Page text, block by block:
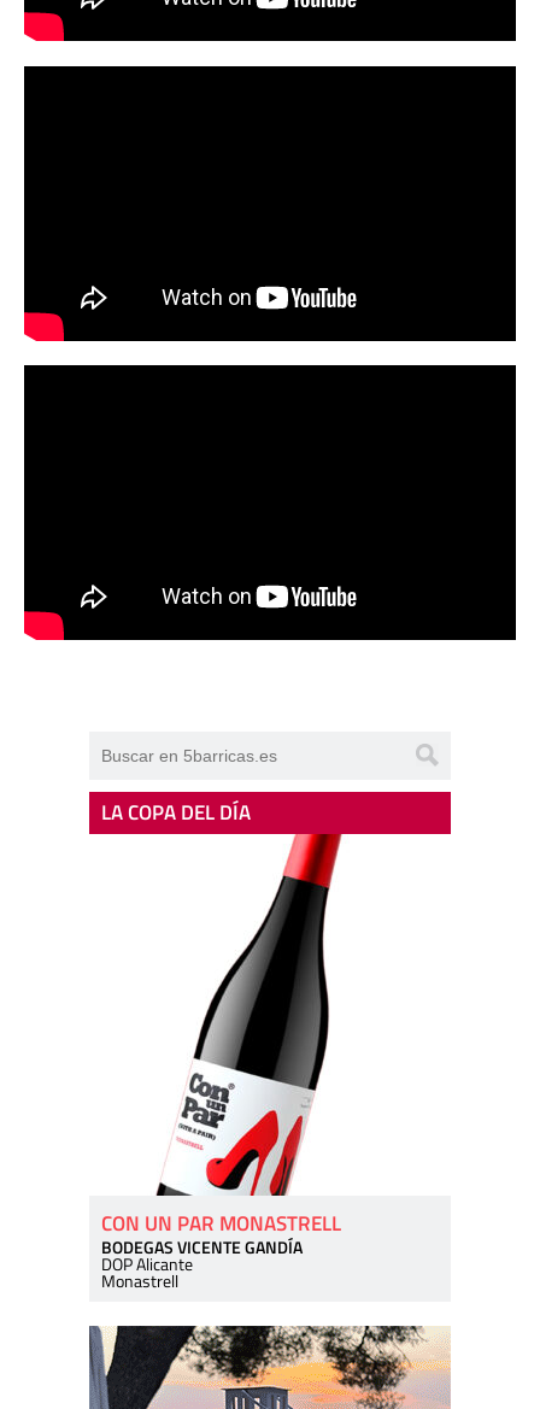
LA COPA DEL DÍA
CON UN PAR MONASTRELL
BODEGAS VICENTE GANDÍA
DOP Alicante
Monastrell